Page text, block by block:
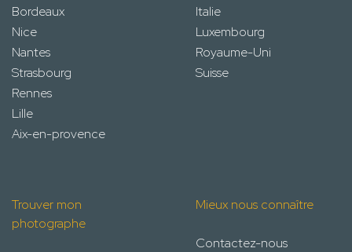
Bordeaux
Nice
Nantes
Strasbourg
Rennes
Lille
Aix-en-provence
Italie
Luxembourg
Royaume-Uni
Suisse
Trouver mon
photographe
Mieux nous connaître
Contactez-nous